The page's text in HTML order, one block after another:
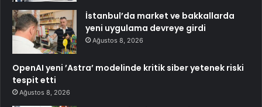
İstanbul’da market ve bakkallarda
yeni uygulama devreye girdi
Ağustos 8, 2026
OpenAI yeni ’Astra’ modelinde kritik siber yetenek riski
tespit etti
Ağustos 8, 2026